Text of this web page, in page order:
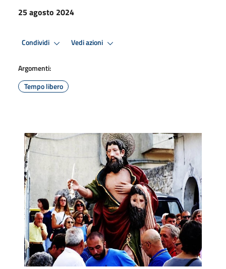
25 agosto 2024
Condividi Vedi azioni
Argomenti:
Tempo libero